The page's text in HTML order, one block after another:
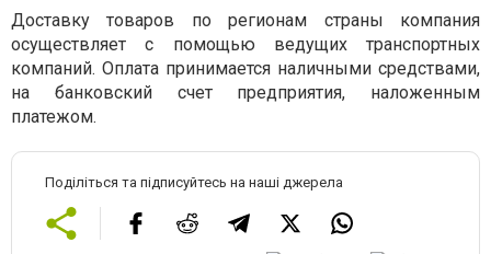
Доставку товаров по регионам страны компания
осуществляет с помощью ведущих транспортных
компаний. Оплата принимается наличными средствами,
на банковский счет предприятия, наложенным
платежом.
Поділіться та підписуйтесь на наші джерела